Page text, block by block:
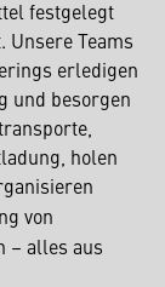
festgelegt
Teams
erledigen
und besorgen
holen
von
– alles aus